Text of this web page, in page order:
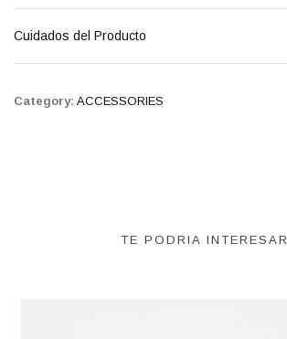
Cuidados del Producto
Category: ACCESSORIES
TE PODRIA INTERESAR